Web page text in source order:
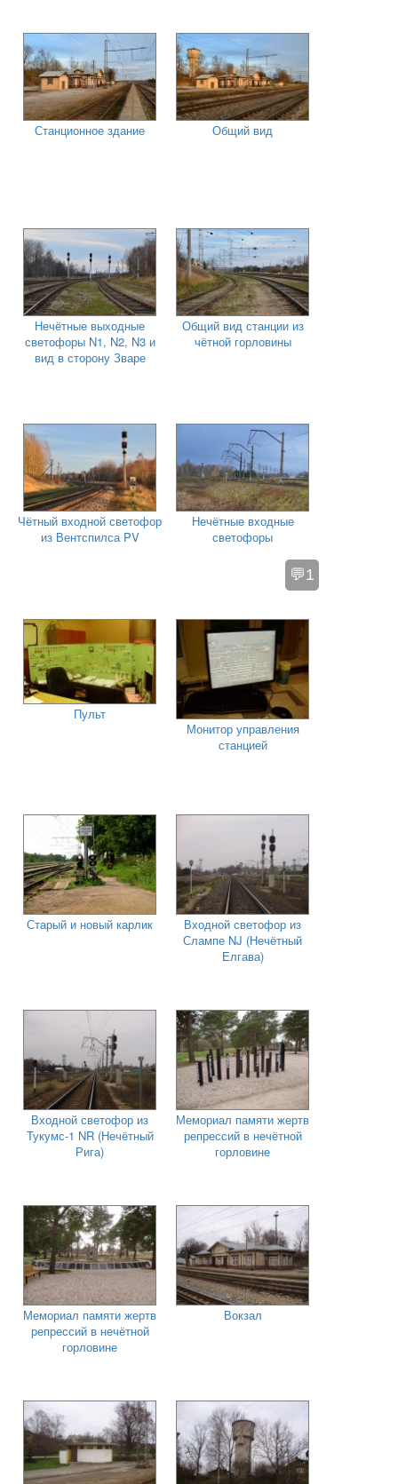
Станционное здание Общий вид
Нечётные выходные
светофоры N1, N2, N3 и
вид в сторону Зваре
Общий вид станции из
чётной горловины
Чётный входной светофор
из Вентспилса PV
💬1
Нечётные входные
светофоры
Пульт
Монитор управления
станцией
Старый и новый карлик
Входной светофор из
Слампе NJ (Нечётный
Елгава)
Входной светофор из
Тукумс-1 NR (Нечётный
Рига)
Мемориал памяти жертв
репрессий в нечётной
горловине
Мемориал памяти жертв
репрессий в нечётной
горловине
Вокзал